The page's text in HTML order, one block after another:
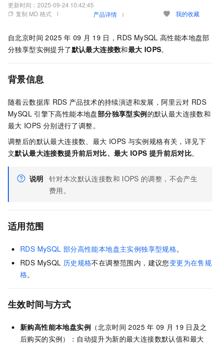
更新时间： 2025-09-24 10:42:45
复制 MD 格式
产品详情 我的收藏
自北京时间 2025 年 09 月 19 日 ，RDS MySQL 高性能本地盘部
分独享型实例提升了默认最大连接数和最大 IOPS。
背景信息
随着云数据库 RDS 产品技术的持续演进和发展，阿里云对 RDS
MySQL 引擎下高性能本地盘部分独享型实例的默认最大连接数和
最大 IOPS 分别进行了调整。
调整后的默认最大连接数、最大 IOPS 与实例规格有关，详见下
文默认最大连接数提升前后对比、最大 IOPS 提升前后对比。
说明 针对本次默认连接数和 IOPS 的调整，不会产生
费用。
适用范围
RDS MySQL 部分高性能本地盘主实例独享型规格。
RDS MySQL 历史规格不在调整范围内，建议您变更为在售规
格。
生效时间与方式
新购高性能本地盘实例 （北京时间 2025 年 09 月 19 日 及之
后购买的实例）：自动提升为新的最大连接数默认值和最大